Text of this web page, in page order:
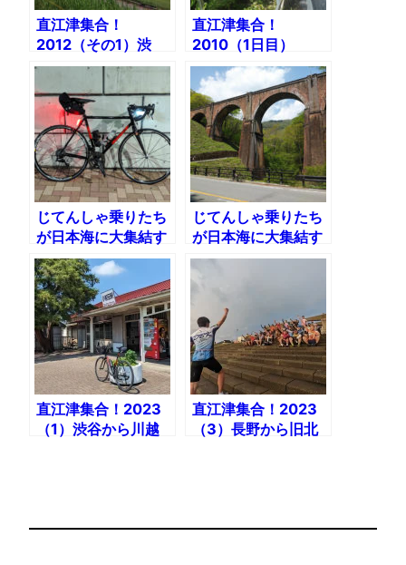
直江津集合！
2012（その1）渋
谷〜軽井沢
直江津集合！
2010（1日目）
じてんしゃ乗りたち
が日本海に大集結す
る「直江津集合！
2019」（1）渋谷〜
横川区間
じてんしゃ乗りたち
が日本海に大集結す
る「直江津集合！
長野区間
直江津集合！2023
（1）渋谷から川越
直江津集合！2023
（3）長野から旧北